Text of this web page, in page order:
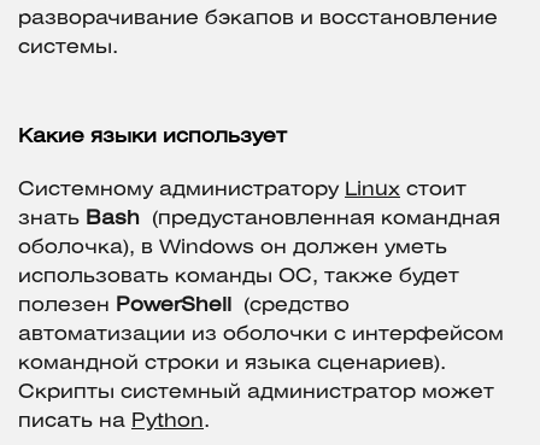
разворачивание бэкапов и восстановление
системы.
Какие языки использует
Системному администратору Linux стоит
знать Bash
(предустановленная командная
оболочка), в Windows он должен уметь
использовать команды ОС, также будет
полезен PowerShell
(средство
автоматизации из оболочки с интерфейсом
командной строки и языка сценариев).
Скрипты системный администратор может
писать на Python.